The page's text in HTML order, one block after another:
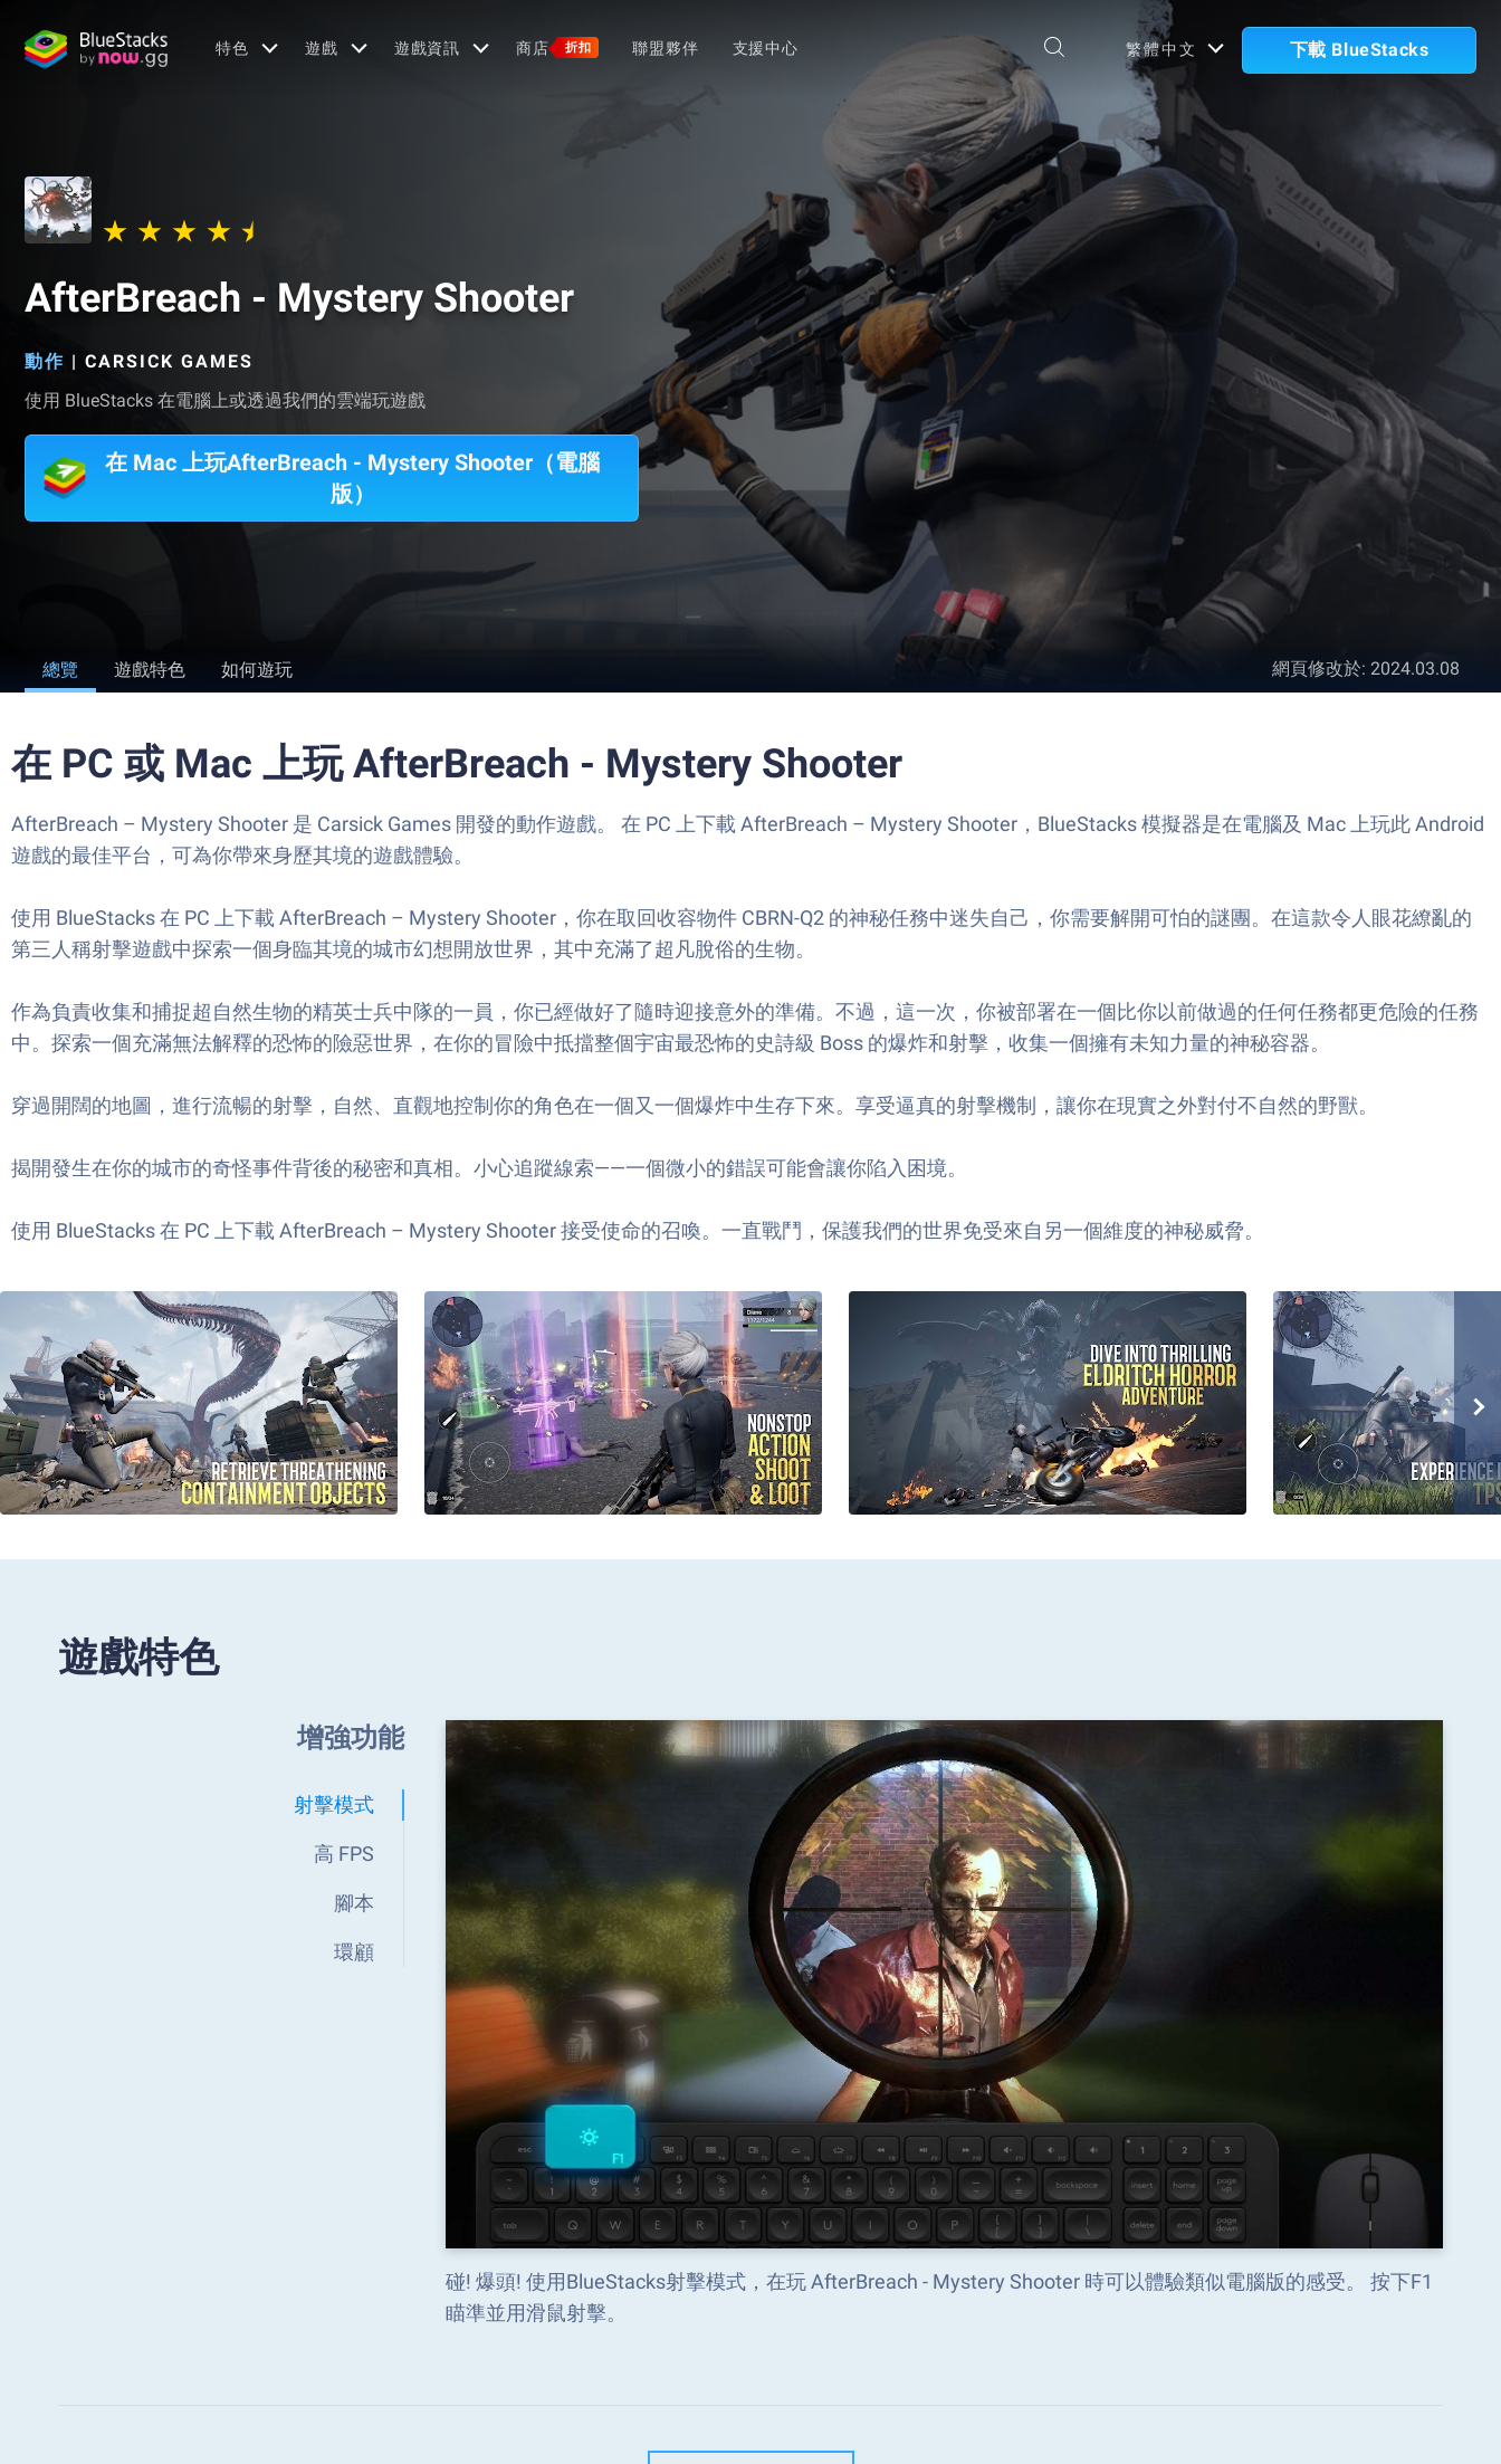
特色 遊戲 遊戲資訊 商店 折扣 聯盟夥伴 支援中心 繁體中文 下載 BlueStacks
AfterBreach - Mystery Shooter
動作 | CARSICK GAMES
使用 BlueStacks 在電腦上或透過我們的雲端玩遊戲
在 Mac 上玩AfterBreach - Mystery Shooter（電腦
版）
總覽 遊戲特色 如何遊玩 網頁修改於: 2024.03.08
在 PC 或 Mac 上玩 AfterBreach - Mystery Shooter
AfterBreach – Mystery Shooter 是 Carsick Games 開發的動作遊戲。 在 PC 上下載 AfterBreach – Mystery Shooter，BlueStacks 模擬器是在電腦及 Mac 上玩此 Android
遊戲的最佳平台，可為你帶來身歷其境的遊戲體驗。
使用 BlueStacks 在 PC 上下載 AfterBreach – Mystery Shooter，你在取回收容物件 CBRN-Q2 的神秘任務中迷失自己，你需要解開可怕的謎團。在這款令人眼花繚亂的
第三人稱射擊遊戲中探索一個身臨其境的城市幻想開放世界，其中充滿了超凡脫俗的生物。
作為負責收集和捕捉超自然生物的精英士兵中隊的一員，你已經做好了隨時迎接意外的準備。不過，這一次，你被部署在一個比你以前做過的任何任務都更危險的任務
中。探索一個充滿無法解釋的恐怖的險惡世界，在你的冒險中抵擋整個宇宙最恐怖的史詩級 Boss 的爆炸和射擊，收集一個擁有未知力量的神秘容器。
穿過開闊的地圖，進行流暢的射擊，自然、直觀地控制你的角色在一個又一個爆炸中生存下來。享受逼真的射擊機制，讓你在現實之外對付不自然的野獸。
揭開發生在你的城市的奇怪事件背後的秘密和真相。小心追蹤線索——一個微小的錯誤可能會讓你陷入困境。
使用 BlueStacks 在 PC 上下載 AfterBreach – Mystery Shooter 接受使命的召喚。一直戰鬥，保護我們的世界免受來自另一個維度的神秘威脅。
遊戲特色
增強功能
射擊模式
高 FPS
腳本
環顧
碰! 爆頭! 使用BlueStacks射擊模式，在玩 AfterBreach - Mystery Shooter 時可以體驗類似電腦版的感受。 按下F1
瞄準並用滑鼠射擊。